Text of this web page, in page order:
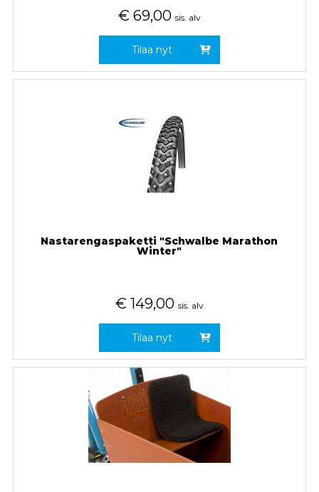
€ 69,00 sis. alv
Tilaa nyt
Nastarengaspaketti "Schwalbe Marathon
Winter"
€ 149,00 sis. alv
Tilaa nyt